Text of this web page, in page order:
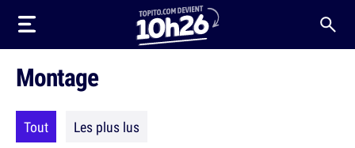
Montage
Tout Les plus lus